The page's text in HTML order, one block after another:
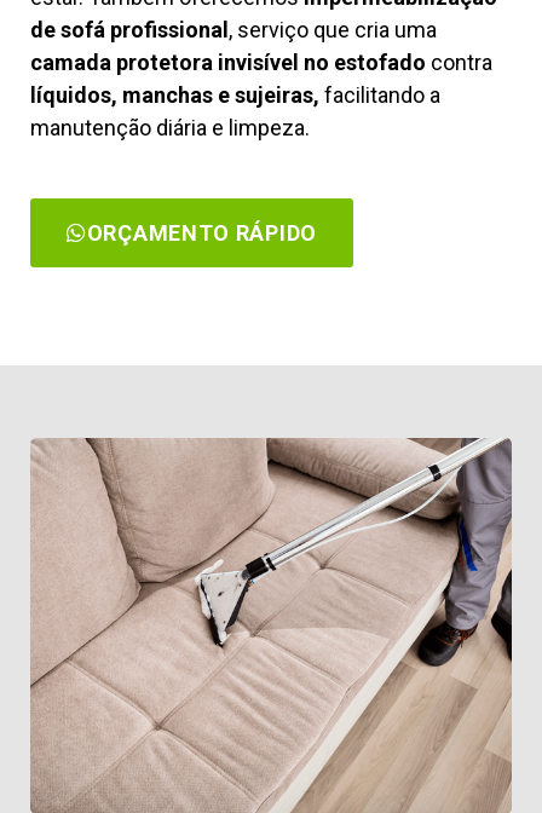
de sofá profissional , serviço que cria uma
camada protetora invisível no estofado contra
líquidos, manchas e sujeiras, facilitando a
manutenção diária e limpeza.
ORÇAMENTO RÁPIDO